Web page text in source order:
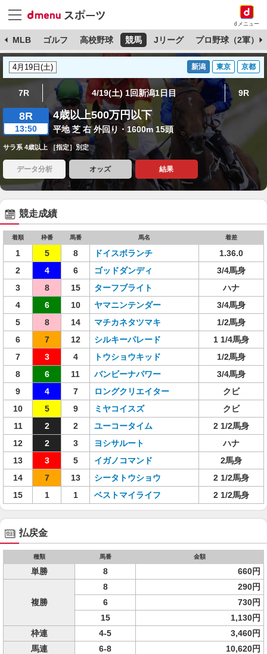
dメニュー
MLB ゴルフ 高校野球 競馬 Jリーグ プロ野球（2軍）
新潟 東京 京都
7R 4/19(土) 1回新潟1日目 9R
8R
13:50
4歳以上500万円以下
平地 芝 右 外回り・1600m 15頭
サラ系 4歳以上 ［指定］別定
データ分析 オッズ 結果
競走成績
着順 枠番 馬番 馬名 着差
1 5 8 ドイスボランチ
1.36.0
2
4 6 ゴッドダンディ
3/4馬身
3
8 15 ターフブライト
ハナ
4
6 10 ヤマニンテンダー
3/4馬身
5
8 14 マチカネタツマキ
1/2馬身
6
7 12 シルキーパレード
1 1/4馬身
7
3 4 トウショウキッド
1/2馬身
8
6 11 バンビーナパワー
3/4馬身
9
4 7 ロングクリエイター
クビ
10
5 9 ミヤコイスズ
クビ
11
2 2 ユーコータイム
2 1/2馬身
12
2 3 ヨシサルート
ハナ
13
3 5 イガノコマンド
2馬身
14
7 13 シータトウショウ
2 1/2馬身
15
1 1 ベストマイライフ 2 1/2馬身
払戻金
種類 馬番 金額
単勝 8 660円
複勝
8
290円
6
730円
15
1,130円
枠連
4-5
3,460円
馬連
6-8 10,620円